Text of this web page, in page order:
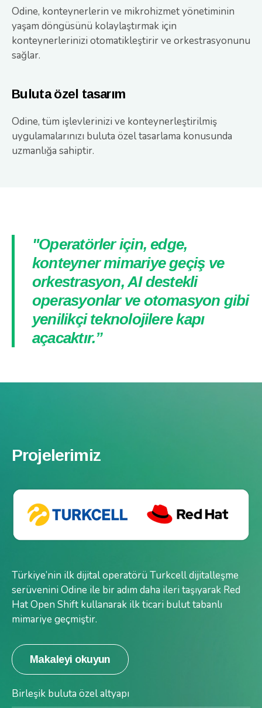
Odine, konteynerlerin ve mikrohizmet yönetiminin
yaşam döngüsünü kolaylaştırmak için
konteynerlerinizi otomatikleştirir ve orkestrasyonunu
sağlar.
Buluta özel tasarım
Odine, tüm işlevlerinizi ve konteynerleştirilmiş
uygulamalarınızı buluta özel tasarlama konusunda
uzmanlığa sahiptir.
"Operatörler için, edge,
konteyner mimariye geçiş ve
orkestrasyon, AI destekli
operasyonlar ve otomasyon gibi
yenilikçi teknolojilere kapı
açacaktır.”
Projelerimiz
Türkiye’nin ilk dijital operatörü Turkcell dijitalleşme
serüvenini Odine ile bir adım daha ileri taşıyarak Red
Hat Open Shift kullanarak ilk ticari bulut tabanlı
mimariye geçmiştir.
Makaleyi okuyun
Birleşik buluta özel altyapı